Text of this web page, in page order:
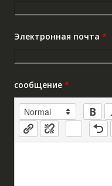
Электронная почта *
сообщение *